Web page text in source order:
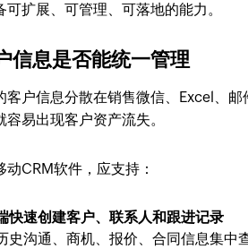
可扩展、可管理、可落地的能力。
信息是否能统一管理
客户信息分散在销售微信、Excel、
容易出现客户资产流失。
动CRM软件，应支持：
快速创建客户、联系人和跟进记录
史沟通、商机、报价、合同信息集中